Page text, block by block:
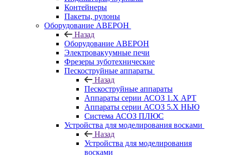
Контейнеры
Пакеты, рулоны
Оборудование АВЕРОН
Назад
Оборудование АВЕРОН
Электровакуумные печи
Фрезеры зуботехнические
Пескоструйные аппараты
Назад
Пескоструйные аппараты
Аппараты серии АСОЗ 1.Х АРТ
Аппараты серии АСОЗ 5.Х НЬЮ
Система АСОЗ ПЛЮС
Устройства для моделирования восками
Назад
Устройства для моделирования
восками